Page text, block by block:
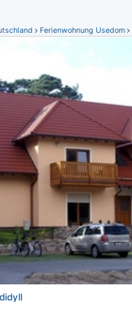
Ferienwohnung Usedom